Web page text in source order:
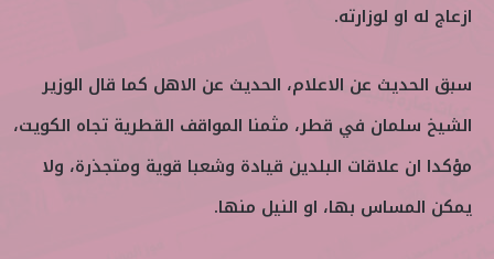
ازعاج له او لوزارته.
سبق الحديث عن الاعلام، الحديث عن الاهل كما قال الوزير
الشيخ سلمان في قطر، مثمنا المواقف القطرية تجاه الكويت،
مؤكدا ان علاقات البلدين قيادة وشعبا قوية ومتجذرة، ولا
يمكن المساس بها، او النيل منها.